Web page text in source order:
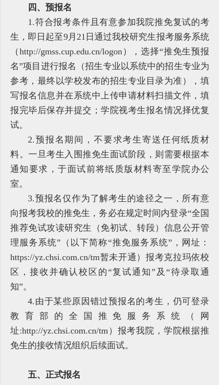
四、预报名
1.符合报考条件且有意参加我院推免复试的考
生，即日起至9月21日通过我校研究生报考服务系统
（http://gmss.cup.edu.cn/logon），选择“推免生预报
名”项目进行报名（招生专业以系统中的招生专业为
参考，最终以学校发布的招生专业目录为准），填
写报名信息并在系统中上传申请材料扫描文件，填
报完毕后保存并提交；学院视考生报名情况择优复
试。
2.预报名期间，不要求考生寄送任何纸质材
料。一旦考生入围推免生面试阶段，则需要根据本
通知要求，于面试前将纸质版材料寄至学院办公
室。
3.预报名仅作为了解考生的途径之一，所有意
向报考我校的推免生，务必在规定时间内登录“全国
推荐免试攻读研究生（免初试、转段）信息公开管
理服务系统”（以下简称“推免服务系统”，网址：
https://yz.chsi.com.cn/tm暂未开通）报考克拉玛依校
区，接收并确认校区的“复试通知”及“待录取通
知”。
4.由于某些原因错过预报名的考生，仍可登录
教育部的全国推免服务系统（网
址:http://yz.chsi.com.cn/tm）报考我院，学院根据推
免生的接收情况组织后续面试。
五、正式报名